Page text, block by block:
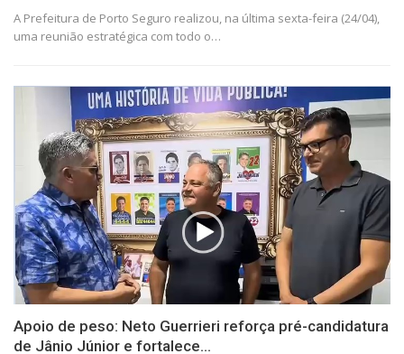
A Prefeitura de Porto Seguro realizou, na última sexta-feira (24/04),
uma reunião estratégica com todo o…
Apoio de peso: Neto Guerrieri reforça pré-candidatura
de Jânio Júnior e fortalece…